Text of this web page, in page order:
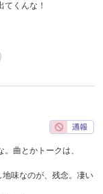
くんな！
曲とかトークは、
味なのが、残念。凄い